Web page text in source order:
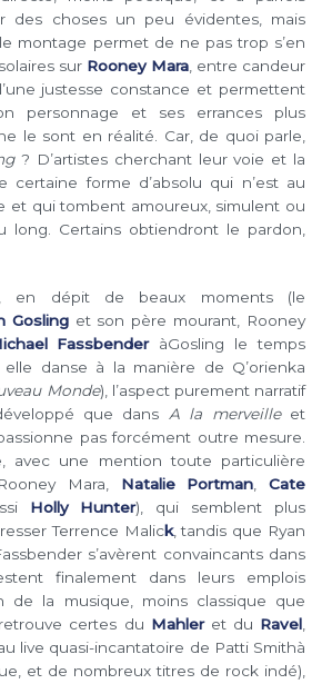
des choses un peu évidentes, mais
montage permet de ne pas trop s’en
sur Rooney Mara, entre candeur
justesse constance et permettent
personnage et ses errances plus
le sont en réalité. Car, de quoi parle,
? D’artistes cherchant leur voie et la
certaine forme d’absolu qui n’est au
et qui tombent amoureux, simulent ou
long. Certains obtiendront le pardon,
en dépit de beaux moments (le
Goslinget son père mourant, Rooney
FassbenderàGosling le temps
danse à la manière de Q’orienka
Monde), l’aspect purement narratif
que dans A la merveille et
pas forcément outre mesure.
avec une mention toute particulière
Mara, Natalie Portman,Cate
Holly Hunter), qui semblent plus
Terrence Malick, tandis que Ryan
s’avèrent convaincants dans
finalement dans leurs emplois
de la musique, moins classique que
certes du Mahleret du Ravel,
live quasi-incantatoire de Patti Smithà
et de nombreux titres de rock indé),